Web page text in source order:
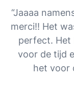
“Jaaaa
merci!! Het
perfect. Het
voor de tijd
het voor